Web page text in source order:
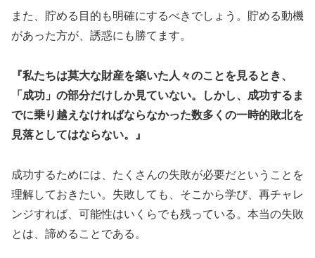
また、貯める目的も明確にするべきでしょう。貯める動機
があった方が、誘惑にも勝てます。
『私たちは莫大な財産を築いた人々のことを見るとき、
「成功」の部分だけしか見ていない。しかし、成功するま
でに乗り越えなければならなかった数多くの一時的敗北を
見落としてはならない。』
成功するためには、たくさんの失敗が必要だということを
理解しておきたい。失敗しても、そこから学び、再チャレ
ンジすれば、可能性はいくらでも残っている。本当の失敗
とは、諦めることである。